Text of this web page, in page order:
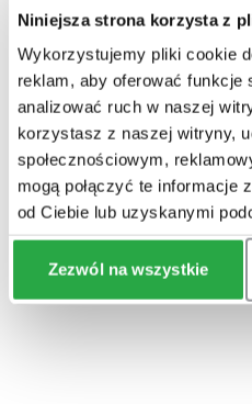
Niniejsza strona korzysta z
Wykorzystujemy pliki cookie
reklam, aby oferować funkcje
analizować ruch w naszej
korzystasz z naszej witryny,
społecznościowym,
mogą połączyć te informacje
od Ciebie lub uzyskanymi
Zezwól na wszystkie